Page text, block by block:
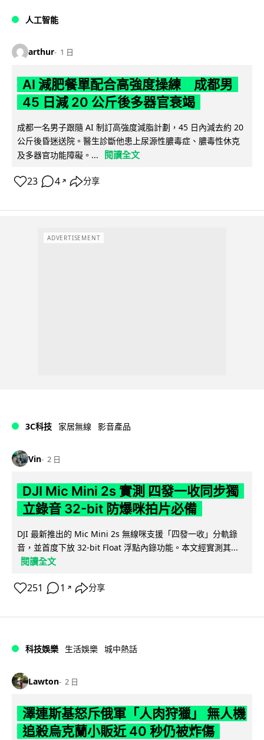
人工智能
arthur 1 日
AI 減肥餐單配合高強度操練 成都男
45 日減 20 公斤後多器官衰竭
成都一名男子跟隨 AI 制訂高強度減脂計劃，45 日內減去約 20
公斤後昏迷送院。醫生診斷他患上尿源性膿毒症、膿毒性休克
及多器官功能障礙。...
閱讀全文
23 4 ↗ 分享
ADVERTISEMENT
3C科技 家居無線 影音產品
Vin 2 日
DJI Mic Mini 2s 實測 四發一收同步獨
立錄音 32-bit 防爆咪拍片必備
DJI 最新推出的 Mic Mini 2s 無線咪支援「四發一收」分軌錄
音，並首度下放 32-bit Float 浮點內錄功能。本文經實測其...
閱讀全文
251 1 ↗ 分享
科技娛樂 生活娛樂 城中熱話
Lawton 2 日
澤連斯基怒斥俄軍「人肉狩獵」 無人機
追殺烏克蘭小販近 40 秒仍被炸傷